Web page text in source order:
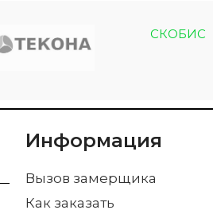
СКОБИС
Информация
Вызов замерщика
Как заказать